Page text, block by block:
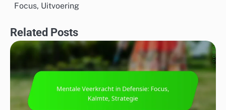
Focus, Uitvoering
Related Posts